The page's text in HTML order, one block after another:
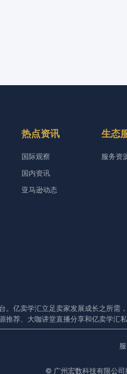
热点资讯
国际观察
国内资讯
亚马逊动态
生态
服务资
。亿卖学汇立足卖家发展成长之所
荐、大咖讲堂直播分享和亿卖学
© 广州宏数科技有限公司